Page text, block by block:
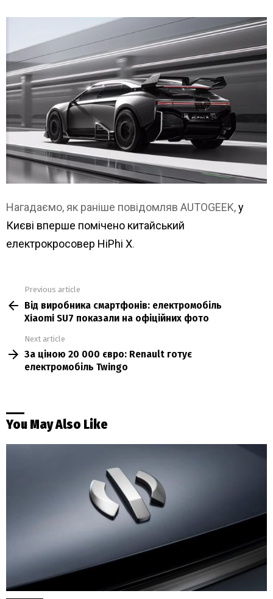
Нагадаємо, як раніше повідомляв AUTOGEEK,у
Києві вперше помічено китайський
електрокросовер HiPhi X.
more
Previous article
Від виробника смартфонів: електромобіль
Xiaomi SU7 показали на офіційних фото
Next article
За ціною 20 000 євро: Renault готує
електромобіль Twingo
You May Also Like